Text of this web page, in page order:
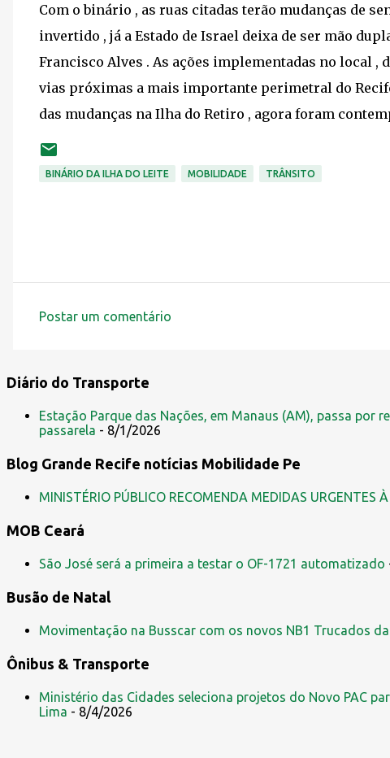
Com o binário , as ruas citadas terão mudanças de
invertido , já a Estado de Israel deixa de ser mão
Francisco Alves . As ações implementadas no local ,
vias próximas a mais importante perimetral do
das mudanças na Ilha do Retiro , agora foram
BINÁRIO DA ILHA DO LEITE MOBILIDADE TRÂNSITO
m
n
á
r
o
s
Postar um comentário
Diário do Transporte
Estação Parque das Nações, em Manaus (AM), passa por
passarela - 8/1/2026
Blog Grande Recife notícias Mobilidade Pe
MINISTÉRIO PÚBLICO RECOMENDA MEDIDAS URGENTES
MOB Ceará
São José será a primeira a testar o OF-1721 automatizado
Busão de Natal
Movimentação na Busscar com os novos NB1 Trucados da
Ônibus & Transporte
Ministério das Cidades seleciona projetos do Novo PAC
Lima - 8/4/2026